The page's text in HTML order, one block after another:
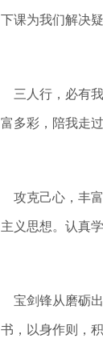
下课为我们解决
三人行，必有我
富多彩，陪我走
攻克己心，丰富
主义思想。认真
宝剑锋从磨砺出
书，以身作则，